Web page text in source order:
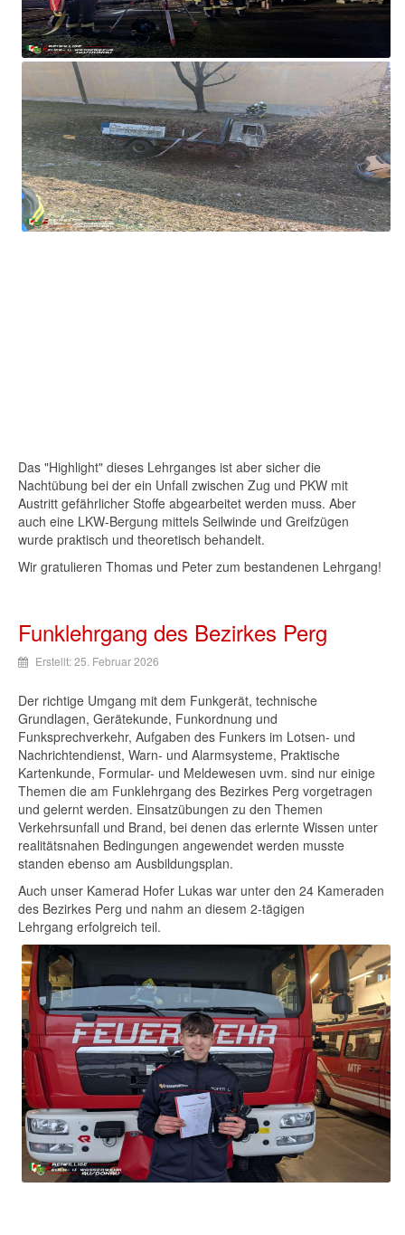
Das "Highlight" dieses Lehrganges ist aber sicher die
Nachtübung bei der ein Unfall zwischen Zug und PKW mit
Austritt gefährlicher Stoffe abgearbeitet werden muss. Aber
auch eine LKW-Bergung mittels Seilwinde und Greifzügen
wurde praktisch und theoretisch behandelt.
Wir gratulieren Thomas und Peter zum bestandenen Lehrgang!
Funklehrgang des Bezirkes Perg
Erstellt: 25. Februar 2026
Der richtige Umgang mit dem Funkgerät, technische
Grundlagen, Gerätekunde, Funkordnung und
Funksprechverkehr, Aufgaben des Funkers im Lotsen- und
Nachrichtendienst, Warn- und Alarmsysteme, Praktische
Kartenkunde, Formular- und Meldewesen uvm. sind nur einige
Themen die am Funklehrgang des Bezirkes Perg vorgetragen
und gelernt werden. Einsatzübungen zu den Themen
Verkehrsunfall und Brand, bei denen das erlernte Wissen unter
realitätsnahen Bedingungen angewendet werden musste
standen ebenso am Ausbildungsplan.
Auch unser Kamerad Hofer Lukas war unter den 24 Kameraden
des Bezirkes Perg und nahm an diesem 2-tägigen
Lehrgang erfolgreich teil.